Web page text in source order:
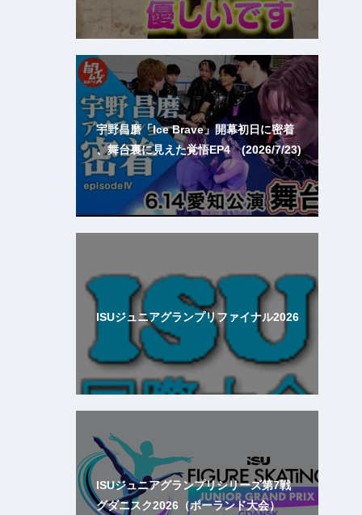
宇野昌磨「Ice Brave」開幕初日に密着
、舞台裏に見えた覚悟EP4 (2026/7/23)
ISUジュニアグランプリファイナル2026
ISUジュニアグランプリシリーズ第7戦
グダニスク2026（ポーランド大会）